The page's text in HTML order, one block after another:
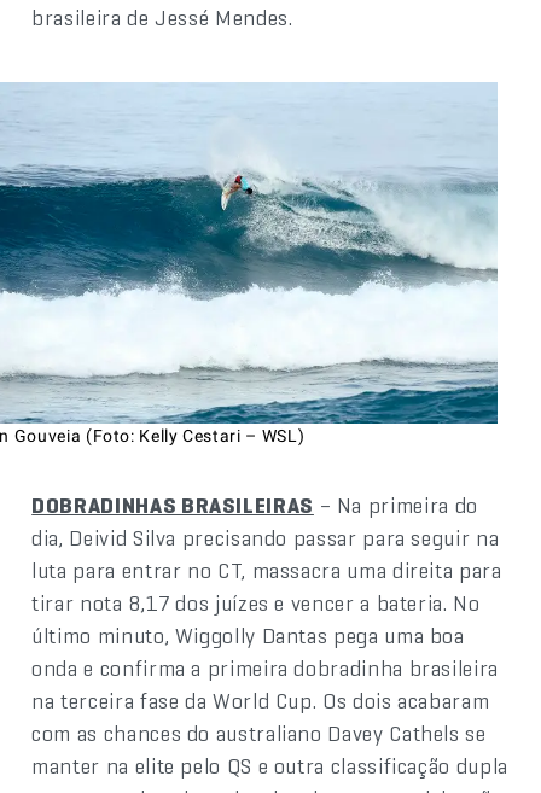
brasileira de Jessé Mendes.
Gouveia (Foto: Kelly Cestari – WSL)
DOBRADINHAS BRASILEIRAS – Na primeira do
dia, Deivid Silva precisando passar para seguir na
luta para entrar no CT, massacra uma direita para
tirar nota 8,17 dos juízes e vencer a bateria. No
último minuto, Wiggolly Dantas pega uma boa
onda e confirma a primeira dobradinha brasileira
na terceira fase da World Cup. Os dois acabaram
com as chances do australiano Davey Cathels se
manter na elite pelo QS e outra classificação dupla